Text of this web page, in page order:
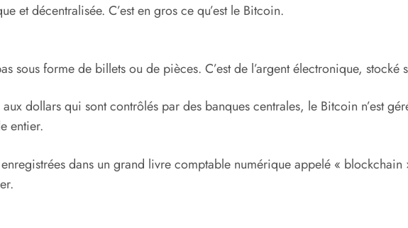
et décentralisée. C’est en gros ce qu’est le Bitcoin.
sous forme de billets ou de pièces. C’est de l’argent électronique, stocké
dollars qui sont contrôlés par des banques centrales, le Bitcoin n’est
entier.
dans un grand livre comptable numérique appelé «